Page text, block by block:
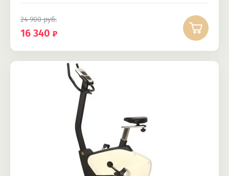
24 900руб.
16 340